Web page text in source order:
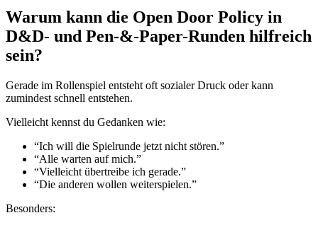
Warum kann die Open Door Policy in
D&D- und Pen-&-Paper-Runden hilfreich
sein?
Gerade im Rollenspiel entsteht oft sozialer Druck oder kann
zumindest schnell entstehen.
Vielleicht kennst du Gedanken wie:
“Ich will die Spielrunde jetzt nicht stören.”
“Alle warten auf mich.”
“Vielleicht übertreibe ich gerade.”
“Die anderen wollen weiterspielen.”
Besonders: